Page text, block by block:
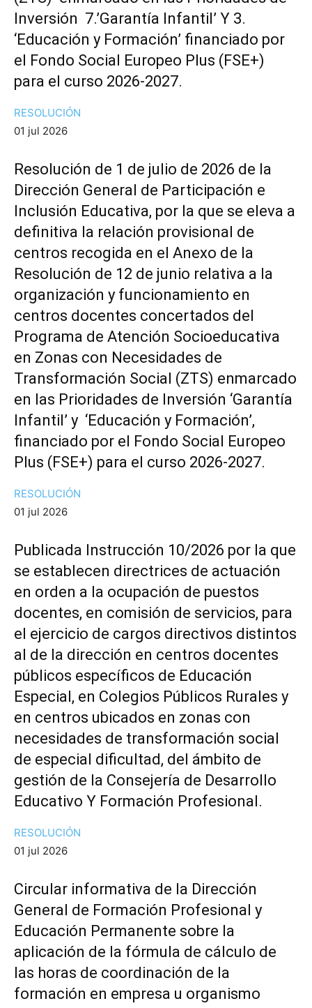
Inversión 7.’Garantía Infantil’ Y 3.
‘Educación y Formación’ financiado por
el Fondo Social Europeo Plus (FSE+)
para el curso 2026-2027.
RESOLUCIÓN
01 jul 2026
Resolución de 1 de julio de 2026 de la
Dirección General de Participación e
Inclusión Educativa, por la que se eleva a
definitiva la relación provisional de
centros recogida en el Anexo de la
Resolución de 12 de junio relativa a la
organización y funcionamiento en
centros docentes concertados del
Programa de Atención Socioeducativa
en Zonas con Necesidades de
Transformación Social (ZTS) enmarcado
en las Prioridades de Inversión ‘Garantía
Infantil’ y ‘Educación y Formación’,
financiado por el Fondo Social Europeo
Plus (FSE+) para el curso 2026-2027.
RESOLUCIÓN
01 jul 2026
Publicada Instrucción 10/2026 por la que
se establecen directrices de actuación
en orden a la ocupación de puestos
docentes, en comisión de servicios, para
el ejercicio de cargos directivos distintos
al de la dirección en centros docentes
públicos específicos de Educación
Especial, en Colegios Públicos Rurales y
en centros ubicados en zonas con
necesidades de transformación social
de especial dificultad, del ámbito de
gestión de la Consejería de Desarrollo
Educativo Y Formación Profesional.
RESOLUCIÓN
01 jul 2026
Circular informativa de la Dirección
General de Formación Profesional y
Educación Permanente sobre la
aplicación de la fórmula de cálculo de
las horas de coordinación de la
formación en empresa u organismo